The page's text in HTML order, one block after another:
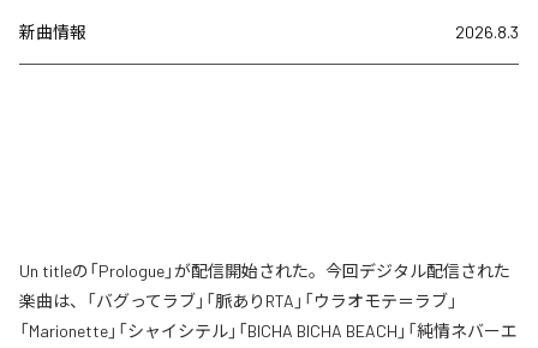
新曲情報 2026.8.3
Un titleの「Prologue」が配信開始された。今回デジタル配信された
楽曲は、「バグってラブ」「脈ありRTA」「ウラオモテ＝ラブ」
「Marionette」「シャイシテル」「BICHA BICHA BEACH」「純情ネバーエ